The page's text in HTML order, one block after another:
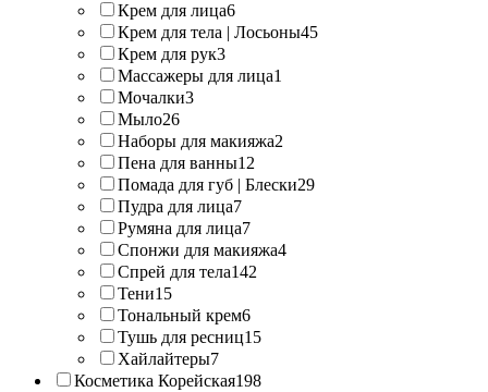
Крем для лица6
Крем для тела | Лосьоны45
Крем для рук3
Массажеры для лица1
Мочалки3
Мыло26
Наборы для макияжа2
Пена для ванны12
Помада для губ | Блески29
Пудра для лица7
Румяна для лица7
Спонжи для макияжа4
Спрей для тела142
Тени15
Тональный крем6
Тушь для ресниц15
Хайлайтеры7
Косметика Корейская198